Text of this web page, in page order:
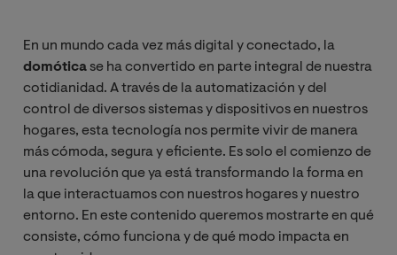
En un mundo cada vez más digital y conectado, la
domóticase ha convertido en parte integral de nuestra
cotidianidad. A través de la automatización y del
control de diversos sistemas y dispositivos en nuestros
hogares, esta tecnología nos permite vivir de manera
más cómoda, segura y eficiente. Es solo el comienzo de
una revolución que ya está transformando la forma en
la que interactuamos con nuestros hogares y nuestro
entorno. En este contenido queremos mostrarte en qué
consiste, cómo funciona y de qué modo impacta en